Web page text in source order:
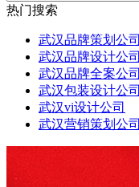
热门搜索
武汉品牌策划公司
武汉品牌设计公司
武汉品牌全案公司
武汉包装设计公司
武汉vi设计公司
武汉营销策划公司